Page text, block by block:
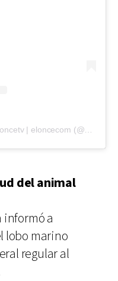
del animal
informó a
lobo marino
regular al